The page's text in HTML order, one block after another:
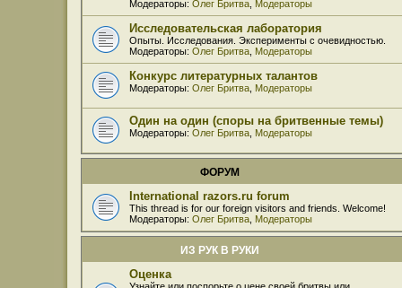
Модераторы: Олег Бритва Модераторы
Исследовательская лаборатория
Опыты. Исследования. Эксперименты с очевидностью.
Модераторы: Олег Бритва Модераторы
Конкурс литературных талантов
Модераторы: Олег Бритва Модераторы
Один на один (споры на бритвенные темы)
Модераторы: Олег Бритва Модераторы
ФОРУМ
International razors.ru forum
This thread is for our foreign visitors and friends. Welcome!
Модераторы: Олег Бритва Модераторы
ИЗ РУК В РУКИ
Оценка
Узнайте или поспорьте о цене своей бритвы или